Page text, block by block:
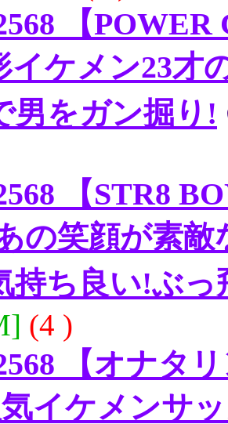
【
イケメン23才
男をガン掘り!
【STR8
の笑顔が素
持ち良い!ぶっ
(4 )
【オナタ
イケメンサ